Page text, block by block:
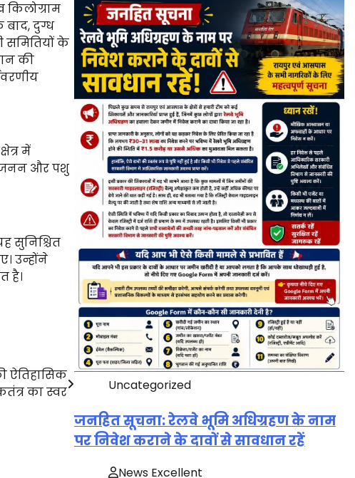
किलोग्राम
बाद, दुग्ध
समितियों के
की
में
और पशु
सुनिश्चित
उन्होंने
है।
ऐतिहासिक
का स्वर
Uncategorized
जनहित सूचना: रेलवे भूमि अधिग्रहण के नाम
पर निवेश कराने के दावों से सावधान रहें
News Excellent